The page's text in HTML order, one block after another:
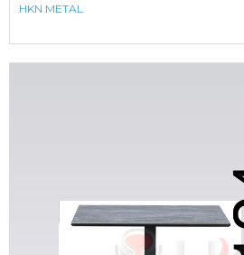
HKN METAL